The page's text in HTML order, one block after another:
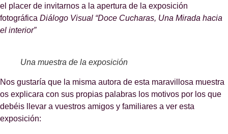
el placer de invitarnos a la apertura de la exposición
fotográfica Diálogo Visual “Doce Cucharas, Una Mirada hacia
el interior”
Una muestra de la exposición
Nos gustaría que la misma autora de esta maravillosa muestra
os explicara con sus propias palabras los motivos por los que
debéis llevar a vuestros amigos y familiares a ver esta
exposición: